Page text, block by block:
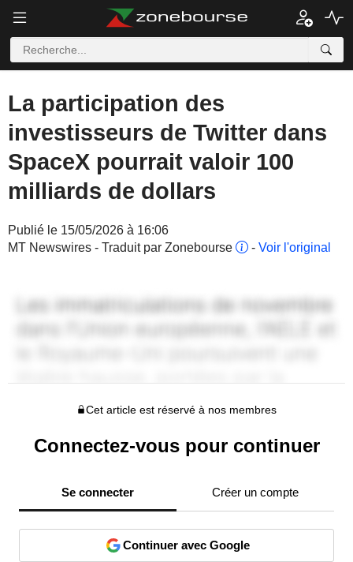
La participation des
investisseurs de Twitter dans
SpaceX pourrait valoir 100
milliards de dollars
Publié le 15/05/2026 à 16:06
MT Newswires - Traduit par Zonebourse
- Voir l'original
Cet article est réservé à nos membres
Connectez-vous pour continuer
Se connecter Créer un compte
Continuer avec Google